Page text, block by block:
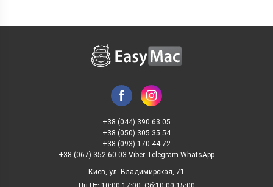
+38 (044) 390 63 05
+38 (050) 305 35 54
+38 (093) 170 44 72
+38 (067) 352 60 03 Viber Telegram WhatsApp
Киев, ул. Владимирская, 71